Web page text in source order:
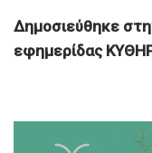
Δημοσιεύθηκε
εφημερίδας